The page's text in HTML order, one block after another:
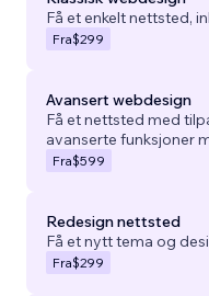
Få et enkelt nettsted,
Fra$299
Avansert webdesign
Få et nettsted med
avanserte funksjoner
Fra$599
Redesign nettsted
Få et nytt tema og
Fra$299